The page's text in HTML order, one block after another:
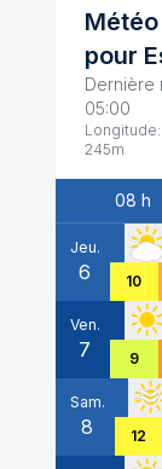
Météo
pour
Dernière
05:00
Longitude:
245m
Date
08 h
Jeu.
6 10
Ven.
7 9
Sam.
8 12